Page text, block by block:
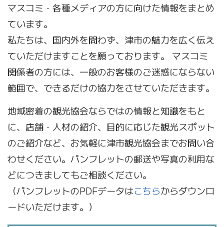
マスコミ・各種メディアの方に向けた情報をまとめ
ています。
私たちは、国内外を問わず、津市の魅力を広く伝え
ていただけますことを願っております。 マスコミ
関係者の方には、一般のお客様のご迷惑にならない
範囲で、できるだけの協力をさせていただきます。
地域密着の観光協会ならではの情報と知識をもと
に、店舗・人材の紹介、目的に応じた観光スポット
のご紹介など、お気軽に津市観光協会までお問い合
わせください。パンフレットの郵送や写真の利用な
どにつきましてもご相談ください。
（パンフレットのPDFデータはこちらからダウンロ
ードいただけます。）